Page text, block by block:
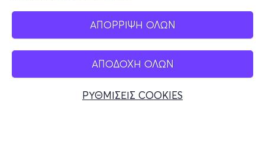
ΑΠΟΡΡΙΨΗ ΟΛΩΝ
ΑΠΟΔΟΧΗ ΟΛΩΝ
ΡΥΘΜΙΣΕΙΣ COOKIES
Mobile app